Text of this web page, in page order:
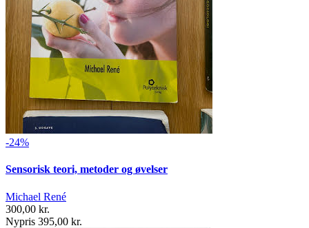
-24%
Sensorisk teori, metoder og øvelser
Michael René
300,00 kr.
Nypris 395,00 kr.